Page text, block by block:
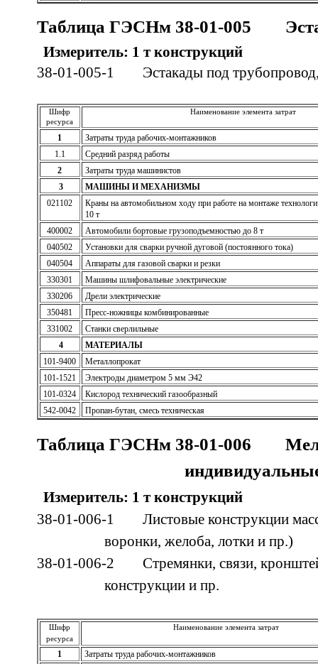
Таблица ГЭСНм 38-01-005
Измеритель: 1 т конструкций
38-01-005-1 Эстакады под трубопровод,
Шифр
ресурса
Наименование элемента затрат
1
Затраты труда рабочих-монтажников
1.1
Средний разряд работы
2
Затраты труда машинистов
3
МАШИНЫ И МЕХАНИЗМЫ
021102
Краны на автомобильном ходу при работе на монтаже
10 т
400002
Автомобили бортовые грузоподъемностью до 8 т
040502
Установки для сварки ручной дуговой (постоянного тока)
040504
Аппараты для газовой сварки и резки
330301
Машины шлифовальные электрические
330206
Дрели электрические
350481
Пресс-ножницы комбинированные
331002
Станки сверлильные
4
МАТЕРИАЛЫ
101-9400
Металлопрокат
101-1521
Электроды диаметром 5 мм Э42
101-0324
Кислород технический газообразный
542-0042
Пропан-бутан, смесь техническая
Таблица ГЭСНм 38-01-006
Измеритель: 1 т конструкций
38-01-006-1 Листовые конструкции
воронки, желоба, лотки и пр.)
38-01-006-2 Стремянки, связи,
конструкции и пр.
Шифр
ресурса
Наименование элемента затрат
1
Затраты труда рабочих-монтажников